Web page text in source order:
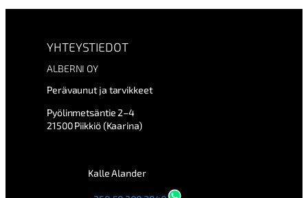
YHTEYSTIEDOT
ALBERNI OY
Perävaunut ja tarvikkeet
Pyölinmetsäntie 2–4
21500 Piikkiö (Kaarina)
Kalle Alander